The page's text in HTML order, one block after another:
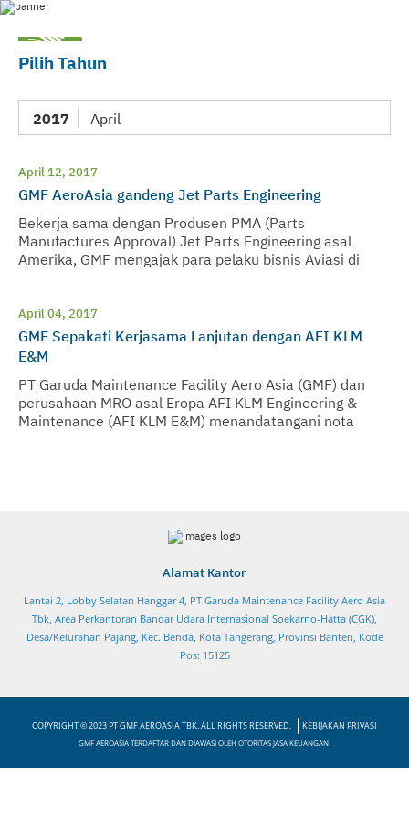
Pilih Tahun
2017 April
April 12, 2017
GMF AeroAsia gandeng Jet Parts Engineering
Bekerja sama dengan Produsen PMA (Parts
Manufactures Approval) Jet Parts Engineering asal
Amerika, GMF mengajak para pelaku bisnis Aviasi di
April 04, 2017
GMF Sepakati Kerjasama Lanjutan dengan AFI KLM
E&M
PT Garuda Maintenance Facility Aero Asia (GMF) dan
perusahaan MRO asal Eropa AFI KLM Engineering &
Maintenance (AFI KLM E&M) menandatangani nota
Alamat Kantor
Lantai 2, Lobby Selatan Hanggar 4, PT Garuda Maintenance Facility Aero Asia
Tbk, Area Perkantoran Bandar Udara Internasional Soekarno-Hatta (CGK),
Desa/Kelurahan Pajang, Kec. Benda, Kota Tangerang, Provinsi Banten, Kode
Pos: 15125
COPYRIGHT © 2023 PT GMF AEROASIA TBK. ALL RIGHTS RESERVED. KEBIJAKAN PRIVASI
GMF AEROASIA TERDAFTAR DAN DIAWASI OLEH OTORITAS JASA KEUANGAN.